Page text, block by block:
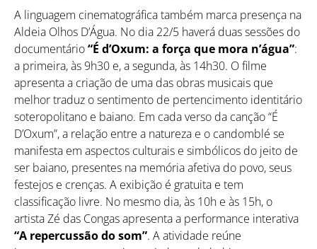
A linguagem cinematográfica também marca presença na
Aldeia Olhos D’Água. No dia 22/5 haverá duas sessões do
documentário“É d’Oxum: a força que mora n’água”:
a primeira, às 9h30 e, a segunda, às 14h30. O filme
apresenta a criação de uma das obras musicais que
melhor traduz o sentimento de pertencimento identitário
soteropolitano e baiano. Em cada verso da canção “É
D’Oxum”, a relação entre a natureza e o candomblé se
manifesta em aspectos culturais e simbólicos do jeito de
ser baiano, presentes na memória afetiva do povo, seus
festejos e crenças. A exibição é gratuita e tem
classificação livre. No mesmo dia, às 10h e às 15h, o
artista Zé das Congas apresenta a performance interativa
“A repercussão do som”. A atividade reúne